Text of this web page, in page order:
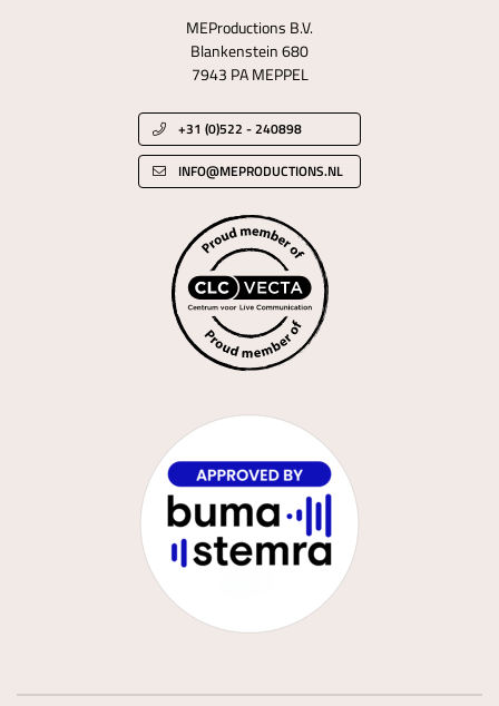
MEProductions B.V.
Blankenstein 680
7943 PA MEPPEL
+31 (0)522 - 240898
INFO@MEPRODUCTIONS.NL